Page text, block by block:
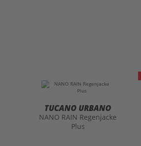
TUCANO URBANO
NANO RAIN Regenjacke
Plus